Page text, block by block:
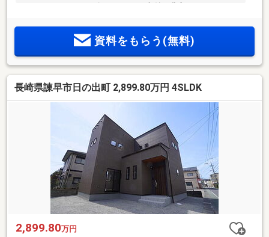
資料をもらう(無料)
長崎県諫早市日の出町 2,899.80万円 4SLDK
2,899.80万円